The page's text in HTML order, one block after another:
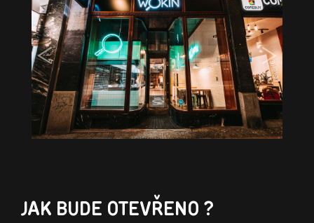
Previous Next
JAK BUDE OTEVŘENO ?